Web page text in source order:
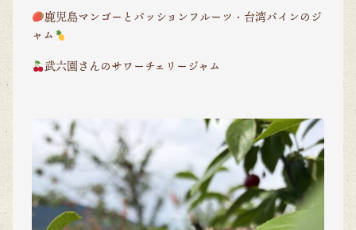
鹿児島マンゴーとパッションフルーツ・台湾パインのジ
ャム
武六園さんのサワーチェリージャム